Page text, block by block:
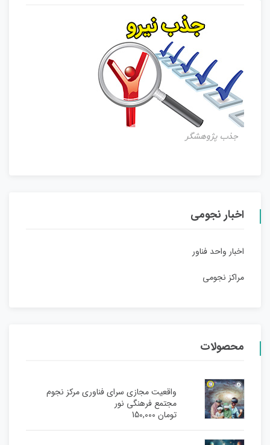
جذب پژوهشگر
اخبار نجومی
اخبار واحد فناور
مراکز نجومی
محصولات
واقعیت مجازی سرای فناوری مرکز نجوم
مجتمع فرهنگی نور
تومان150,000